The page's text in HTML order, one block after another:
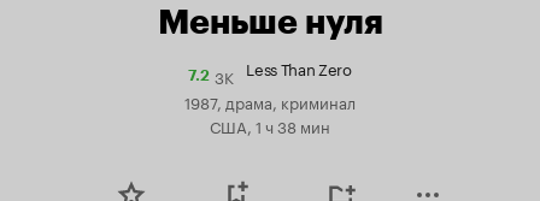
Меньше нуля
7.2Рейтинг
Кинопоиска
7.2
3K Less Than Zero
1987, драма, криминал
США, 1 ч 38 мин